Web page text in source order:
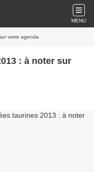
MENU
votre agenda
: à noter sur